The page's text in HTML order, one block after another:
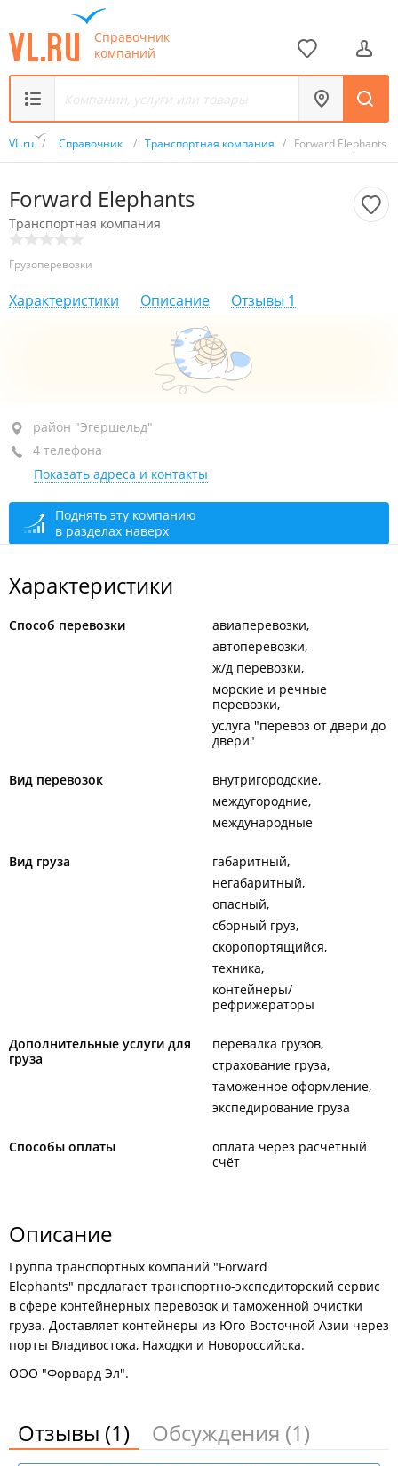
Справочник
компаний
VL.ru / Справочник / Транспортная компания / Forward Elephants
Forward Elephants
Транспортная компания
Грузоперевозки
Характеристики Описание Отзывы 1
район "Эгершельд", ул. Крыгина, 77
+7 (423) 261-47-17
+7 914 727-85-95
+7 984 199-72-06
закрыто, откроется в 09:00
район "Эгершельд"
4 телефона
Показать адреса и контакты
Поднять эту компанию
в разделах наверх
Характеристики
Способ перевозки
авиаперевозки
автоперевозки
ж/д перевозки
морские и речные
перевозки
услуга "перевоз от двери до
двери"
Вид перевозок
внутригородские
междугородние
международные
Вид груза
габаритный
негабаритный
опасный
сборный груз
скоропортящийся
техника
контейнеры/
рефрижераторы
Дополнительные услуги для
груза
перевалка грузов
страхование груза
таможенное оформление
экспедирование груза
Способы оплаты
оплата через расчётный
счёт
Описание
Группа транспортных компаний "Forward
Elephants" предлагает транспортно-экспедиторский сервис
в сфере контейнерных перевозок и таможенной очистки
груза. Доставляет контейнеры из Юго-Восточной Азии через
порты Владивостока, Находки и Новороссийска.
ООО "Форвард Эл".
Отзывы (1) Обсуждения (1)